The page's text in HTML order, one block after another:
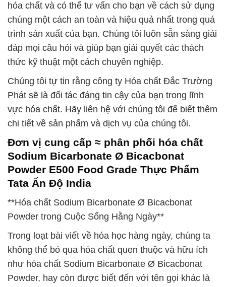
hóa chất và có thể tư vấn cho bạn về cách sử dụng
chúng một cách an toàn và hiệu quả nhất trong quá
trình sản xuất của bạn. Chúng tôi luôn sẵn sàng giải
đáp mọi câu hỏi và giúp bạn giải quyết các thách
thức kỹ thuật một cách chuyên nghiệp.
Chúng tôi tự tin rằng công ty Hóa chất Đắc Trường
Phát sẽ là đối tác đáng tin cậy của bạn trong lĩnh
vực hóa chất. Hãy liên hệ với chúng tôi để biết thêm
chi tiết về sản phẩm và dịch vụ của chúng tôi.
Đơn vị cung cấp ≈ phân phối hóa chất
Sodium Bicarbonate Ø Bicacbonat
Powder E500 Food Grade Thực Phẩm
Tata Ấn Độ India
**Hóa chất Sodium Bicarbonate Ø Bicacbonat
Powder trong Cuộc Sống Hằng Ngày**
Trong loạt bài viết về hóa học hàng ngày, chúng ta
không thể bỏ qua hóa chất quen thuộc và hữu ích
như hóa chất Sodium Bicarbonate Ø Bicacbonat
Powder, hay còn được biết đến với tên gọi khác là